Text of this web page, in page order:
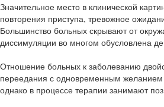
Значительное место в клинической
повторения приступа, тревожное
Большинство больных скрывают от
диссимуляции во многом обусловлена
Отношение больных к заболеванию
переедания с одновременным
однако в процессе терапии занимают